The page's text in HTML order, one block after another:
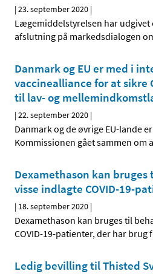
|23. september 2020 |
Lægemiddelstyrelsen har udgivet
afslutning på markedsdialogen
Danmark og EU er med i
vaccinealliance for at sikre
til lav- og
|22. september 2020 |
Danmark og de øvrige EU-lande
Kommissionen gået sammen om
Dexamethason kan
visse indlagte COVID-19-
| 18. september 2020 |
Dexamethason kan bruges til
COVID-19-patienter, der har brug
Ledig bevilling til Thisted